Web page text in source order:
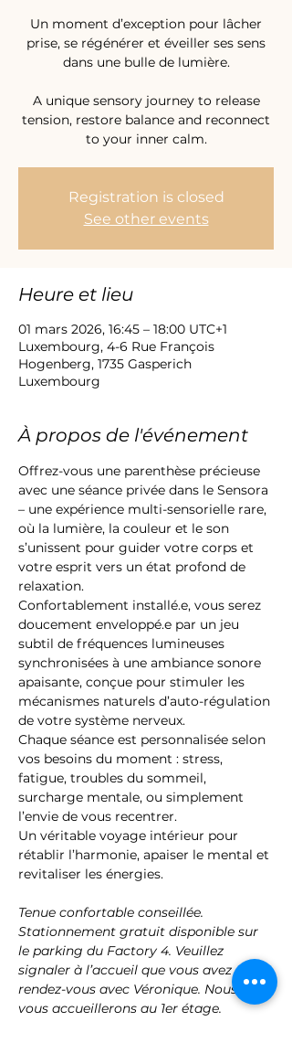
Un moment d’exception pour lâcher
prise, se régénérer et éveiller ses sens
dans une bulle de lumière.
A unique sensory journey to release
tension, restore balance and reconnect
to your inner calm.
Registration is closed
See other events
Heure et lieu
01 mars 2026, 16:45 – 18:00 UTC+1
Luxembourg, 4-6 Rue François
Hogenberg, 1735 Gasperich
Luxembourg
À propos de l'événement
Offrez-vous une parenthèse précieuse
avec une séance privée dans le Sensora
– une expérience multi-sensorielle rare,
où la lumière, la couleur et le son
s’unissent pour guider votre corps et
votre esprit vers un état profond de
relaxation.
Confortablement installé.e, vous serez
doucement enveloppé.e par un jeu
subtil de fréquences lumineuses
synchronisées à une ambiance sonore
apaisante, conçue pour stimuler les
mécanismes naturels d’auto-régulation
de votre système nerveux.
Chaque séance est personnalisée selon
vos besoins du moment : stress,
fatigue, troubles du sommeil,
surcharge mentale, ou simplement
l’envie de vous recentrer.
Un véritable voyage intérieur pour
rétablir l’harmonie, apaiser le mental et
revitaliser les énergies.
Tenue confortable conseillée.
Stationnement gratuit disponible sur
le parking du Factory 4. Veuillez
signaler à l’accueil que vous avez
rendez-vous avec Véronique. Nous
vous accueillerons au 1er étage.